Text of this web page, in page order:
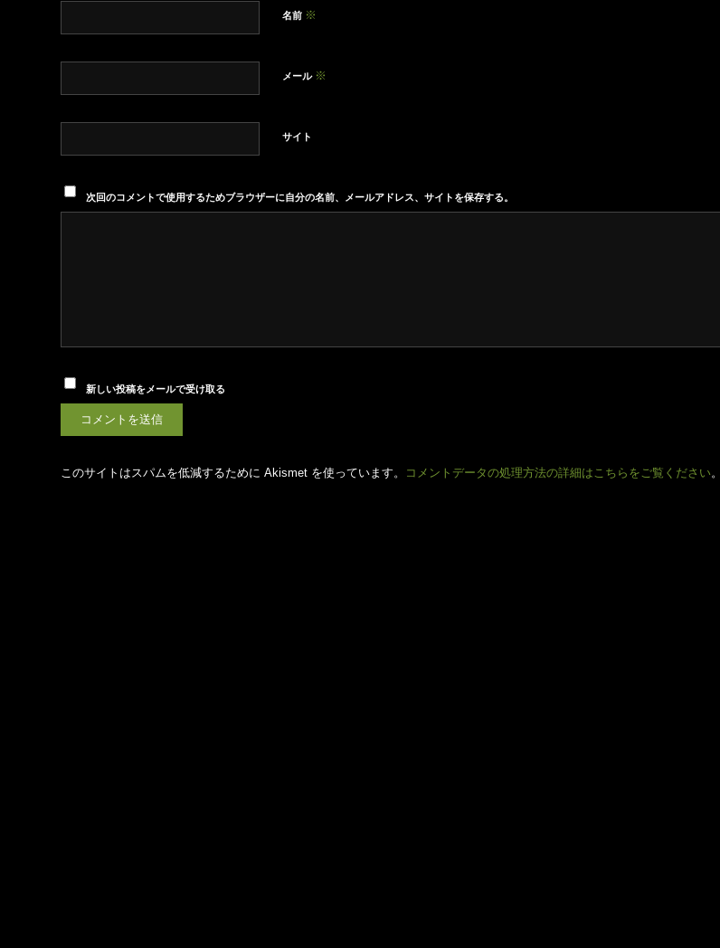
名前 ※
メール ※
サイト
次回のコメントで使用するためブラウザーに自分の名前、メールアドレス、サイトを保存する。
新しい投稿をメールで受け取る
このサイトはスパムを低減するために Akismet を使っています。 コメントデータの処理方法の詳細はこちらをご覧ください。